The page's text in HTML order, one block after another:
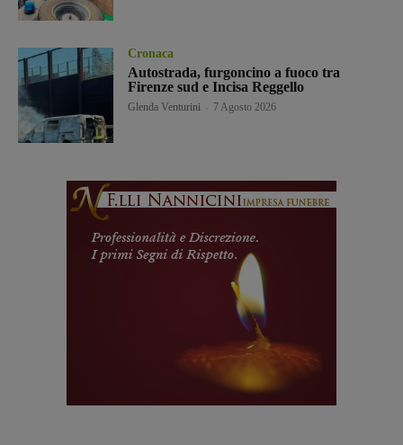
Cronaca
Autostrada, furgoncino a fuoco tra
Firenze sud e Incisa Reggello
Glenda Venturini 7 Agosto 2026